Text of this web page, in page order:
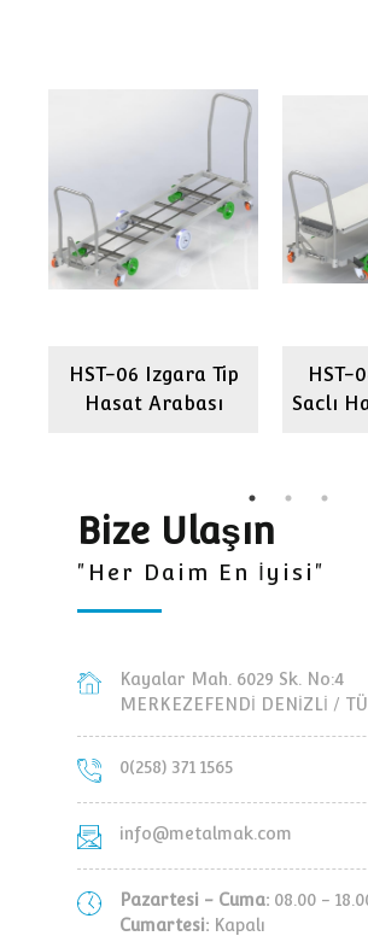
HST-06 Izgara Tip
Hasat Arabası
HST-
Saclı
Bize Ulaşın
"Her Daim En İyisi"
Kayalar Mah. 6029 Sk. No:4
MERKEZEFENDİ DENİZLİ /
0(258) 371 1565
info@metalmak.com
Pazartesi - Cuma: 08.00 -
Cumartesi: Kapalı